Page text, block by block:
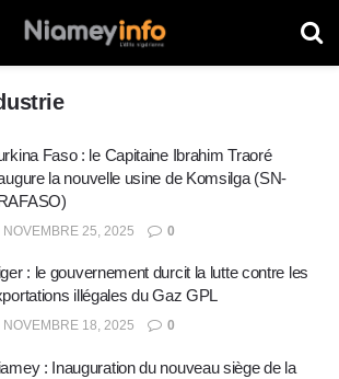
Faso : le Capitaine Ibrahim Traoré
la nouvelle usine de Komsilga (SN-
NOVEMBRE 25, 2025 0
: le gouvernement durcit la lutte contre les
illégales du Gaz GPL
NOVEMBRE 18, 2025 0
: Inauguration du nouveau siège de la